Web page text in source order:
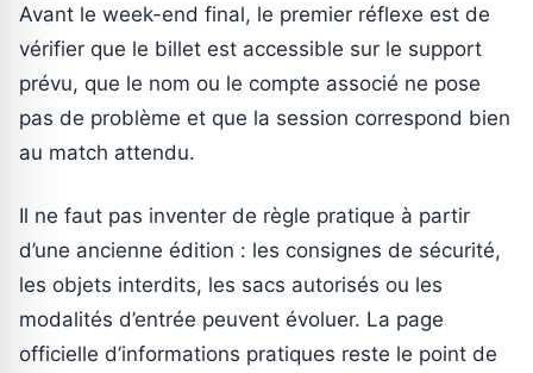
Avant le week-end final, le premier réflexe est de
vérifier que le billet est accessible sur le support
prévu, que le nom ou le compte associé ne pose
pas de problème et que la session correspond bien
au match attendu.
Il ne faut pas inventer de règle pratique à partir
d’une ancienne édition : les consignes de sécurité,
les objets interdits, les sacs autorisés ou les
modalités d’entrée peuvent évoluer. La page
officielle d’informations pratiques reste le point de